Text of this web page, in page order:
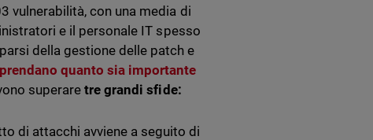
vulnerabilità, con una media di
e il personale IT spesso
della gestione delle patch e
quanto sia importante
superaretre grandi sfide:
di attacchi avviene a seguito di